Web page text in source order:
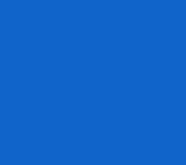
န်ကြီးဌာန
သိမ်းရေးဝန်ကြီးဌာန
ရေးနှင့်ပြည်သူ့အင်အား